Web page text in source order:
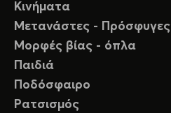
Κινήματα
Μετανάστες - Πρόσφυγες
Μορφές βίας - όπλα
Παιδιά
Ποδόσφαιρο
Ρατσισμός